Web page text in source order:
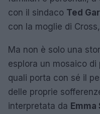
con il sindaco Ted
con la moglie di Cross,
Ma non è solo una
esplora un mosaico
quali porta con sé il
delle proprie
interpretata da Emma